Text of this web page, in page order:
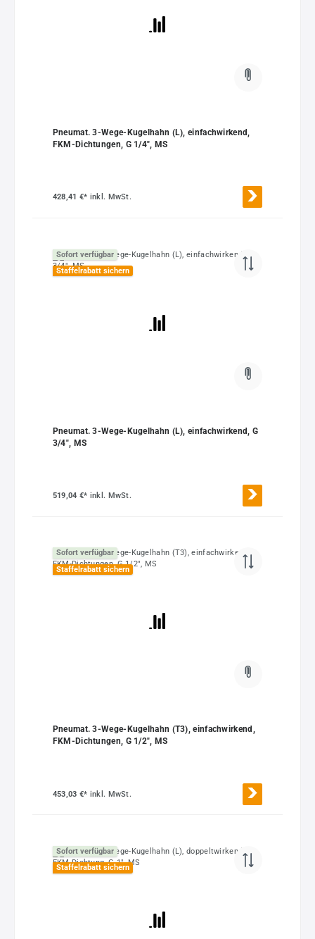
Pneumat. 3-Wege-Kugelhahn (L), einfachwirkend,
FKM-Dichtungen, G 1/4", MS
428,41 €* inkl. MwSt.
Sofort verfügbar
Staffelrabatt sichern
Pneumat. 3-Wege-Kugelhahn (L), einfachwirkend, G
3/4", MS
519,04 €* inkl. MwSt.
Sofort verfügbar
Staffelrabatt sichern
Pneumat. 3-Wege-Kugelhahn (T3), einfachwirkend,
FKM-Dichtungen, G 1/2", MS
453,03 €* inkl. MwSt.
Sofort verfügbar
Staffelrabatt sichern